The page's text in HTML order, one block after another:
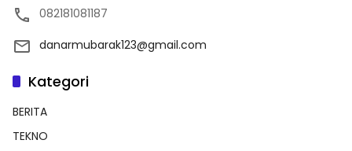
082181081187
danarmubarak123@gmail.com
Kategori
BERITA
TEKNO